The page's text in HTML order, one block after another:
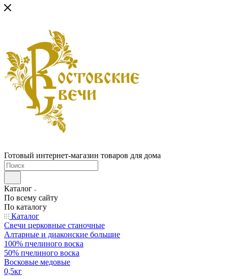
Готовый интернет-магазин товаров для дома
Каталог
По всему сайту
По каталогу
Каталог
Свечи церковные станочные
Алтарные и диаконские большие
100% пчелиного воска
50% пчелиного воска
Восковые медовые
0,5кг